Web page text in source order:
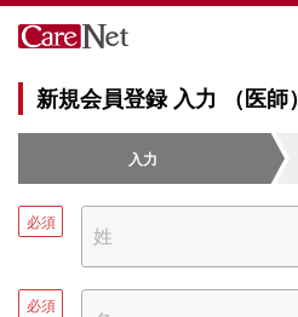
新規会員登録 入力 （医師）
入力
必須
必須